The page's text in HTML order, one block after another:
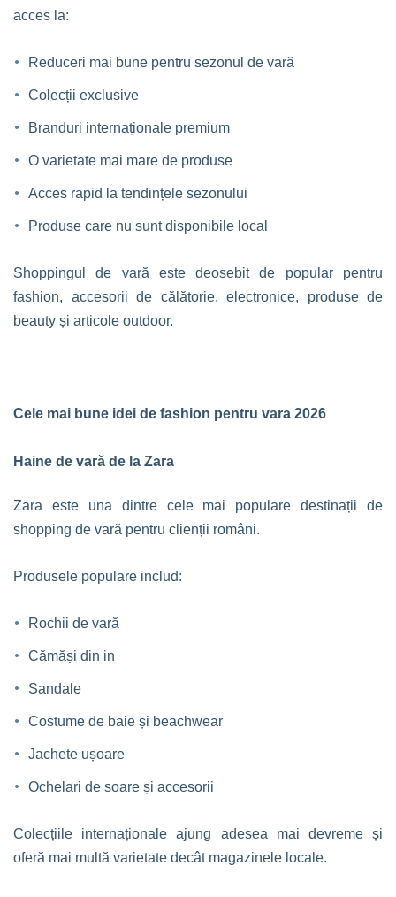
acces la:
Reduceri mai bune pentru sezonul de vară
Colecții exclusive
Branduri internaționale premium
O varietate mai mare de produse
Acces rapid la tendințele sezonului
Produse care nu sunt disponibile local
Shoppingul de vară este deosebit de popular pentru
fashion, accesorii de călătorie, electronice, produse de
beauty și articole outdoor.
Cele mai bune idei de fashion pentru vara 2026
Haine de vară de la Zara
Zara este una dintre cele mai populare destinații de
shopping de vară pentru clienții români.
Produsele populare includ:
Rochii de vară
Cămăși din in
Sandale
Costume de baie și beachwear
Jachete ușoare
Ochelari de soare și accesorii
Colecțiile internaționale ajung adesea mai devreme și
oferă mai multă varietate decât magazinele locale.